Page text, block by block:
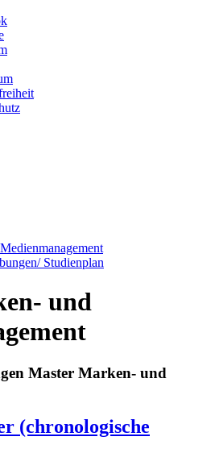
Studienplan
und
Master Marken- und
(chronologische